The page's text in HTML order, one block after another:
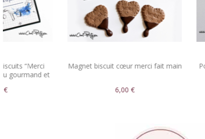
Magnet biscuit cœur merci fait main
Porte-clé Super
Cadeau